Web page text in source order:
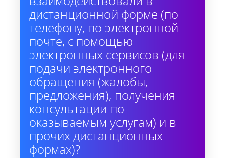
дистанционной форме (по
телефону, по электронной
почте, с помощью
электронных сервисов (для
подачи электронного
обращения (жалобы,
предложения), получения
консультации по
оказываемым услугам) и в
прочих дистанционных
формах)?